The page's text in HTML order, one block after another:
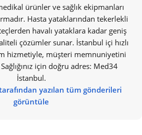
ürünler ve sağlık ekipmanları
Hasta yataklarından tekerlekli
havalı yataklara kadar geniş
çözümler sunar. İstanbul içi hızlı
hizmetiyle, müşteri memnuniyetini
için doğru adres: Med34
İstanbul.
yazılan tüm gönderileri
görüntüle